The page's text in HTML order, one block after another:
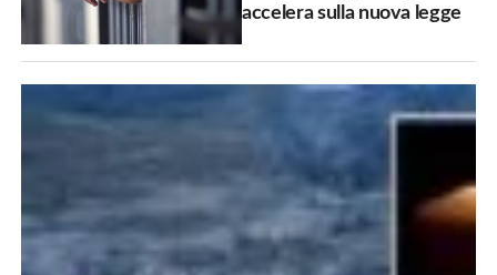
accelera sulla nuova legge